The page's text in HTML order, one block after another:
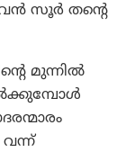
സൂര്‍ തന്റെ
മുന്നില്‍